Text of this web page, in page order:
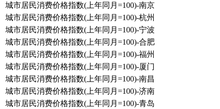
城市居民消费价格指数(上年同月=100)-南京
城市居民消费价格指数(上年同月=100)-杭州
城市居民消费价格指数(上年同月=100)-宁波
城市居民消费价格指数(上年同月=100)-合肥
城市居民消费价格指数(上年同月=100)-福州
城市居民消费价格指数(上年同月=100)-厦门
城市居民消费价格指数(上年同月=100)-南昌
城市居民消费价格指数(上年同月=100)-济南
城市居民消费价格指数(上年同月=100)-青岛